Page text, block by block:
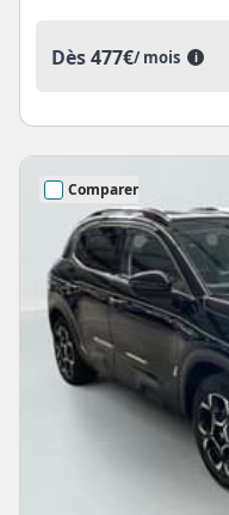
Dès477€/ mois i
Comparer